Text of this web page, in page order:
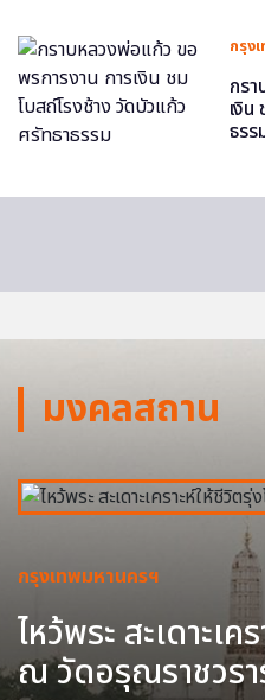
กรุง
กร
เงิ
ธรร
มงคลสถาน
กรุงเทพมหานครฯ
ไหว้พระ สะเดาะเ
ณ วัดอรุณราชวรา